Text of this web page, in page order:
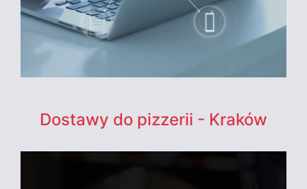
Dostawy do pizzerii - Kraków